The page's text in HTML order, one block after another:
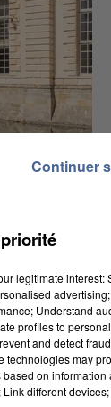
legitimate interest:
Understand
profiles to
and detect
technologies may
on information
different
Continuer